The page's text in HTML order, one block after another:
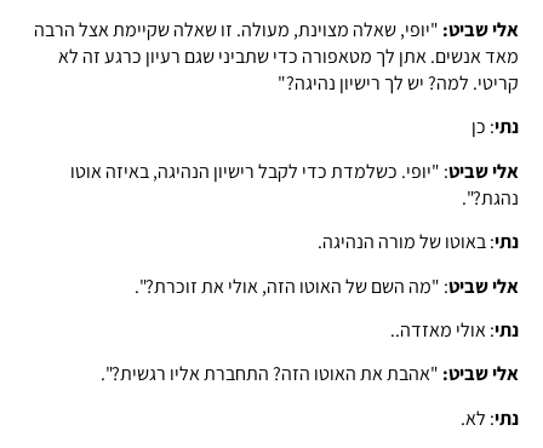
אלי שביט: "יופי, שאלה מצוינת, מעולה. זו שאלה שקיימת אצל הרבה
מאד אנשים. אתן לך מטאפורה כדי שתביני שגם רעיון כרגע זה לא
קריטי. למה? יש לך רישיון נהיגה?"
נתי: כן
אלי שביט: "יופי. כשלמדת כדי לקבל רישיון הנהיגה, באיזה אוטו
נהגת?".
נתי: באוטו של מורה הנהיגה.
אלי שביט: "מה השם של האוטו הזה, אולי את זוכרת?".
נתי: אולי מאזדה..
אלי שביט: "אהבת את האוטו הזה? התחברת אליו רגשית?".
נתי: לא.